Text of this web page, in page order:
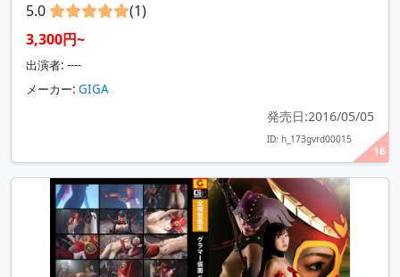
16
5.0
(1)
3,300円~
出演者: ----
メーカー: GIGA
発売日:2016/05/05
ID: h_173gvrd00015